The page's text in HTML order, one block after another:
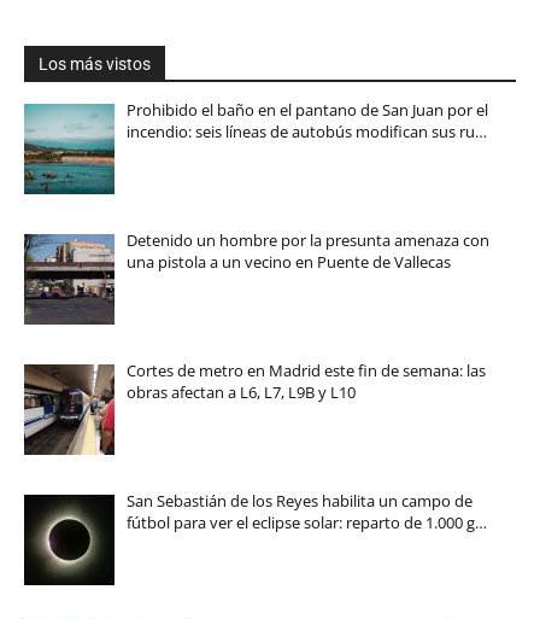
Los más vistos
Prohibido el baño en el pantano de San Juan por el
incendio: seis líneas de autobús modifican sus ru…
Detenido un hombre por la presunta amenaza con
una pistola a un vecino en Puente de Vallecas
Cortes de metro en Madrid este fin de semana: las
obras afectan a L6, L7, L9B y L10
San Sebastián de los Reyes habilita un campo de
fútbol para ver el eclipse solar: reparto de 1.000 g…